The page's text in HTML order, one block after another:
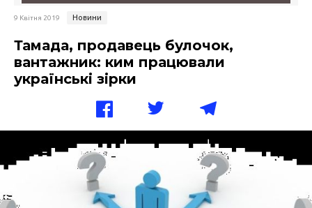
9 Квітня 2019 Новини
Тамада, продавець булочок,
вантажник: ким працювали
українські зірки